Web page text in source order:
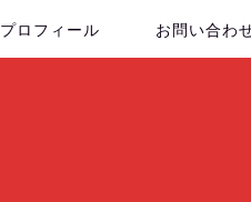
プロフィール お問い合わ